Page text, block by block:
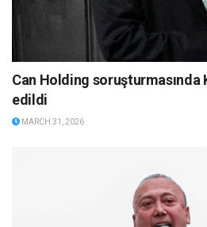
Can Holding soruşturmasında
edildi
MARCH 31, 2026